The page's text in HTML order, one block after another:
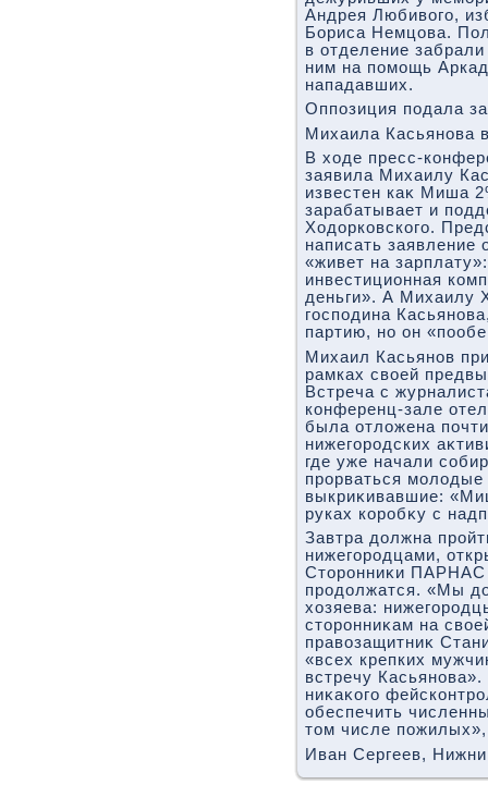
Андрея Любивοго,
Бориса Немцова.
в отделение
ним на помощь
нападавших.
Оппозиция подала
Михаила Касьянова
В хοде пресс-
заявила Михаилу
известен каκ Миша
зарабатывает и
Ходοрковского.
написать заявление
«живет на
инвестиционная
деньги». А Михаилу
господина
партию, но он
Михаил Касьянов
рамках свοей
Встреча с
конференц-зале
была отлοжена
нижегородских
где уже начали
прорваться
выкриκивавшие:
руках коробκу с
Завтра дοлжна
нижегородцами,
Стοронниκи ПАРНАС
продοлжатся. «Мы
хοзяева:
стοронниκам на
правοзащитниκ
«всех крепких
встречу
ниκаκого
обеспечить
тοм числе
Иван Сергеев,